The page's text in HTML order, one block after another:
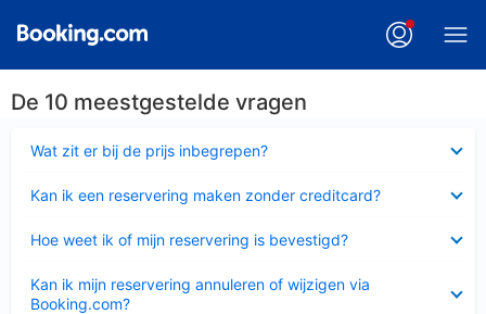
De 10 meestgestelde vragen
Wat zit er bij de prijs inbegrepen?
Kan ik een reservering maken zonder creditcard?
Hoe weet ik of mijn reservering is bevestigd?
Kan ik mijn reservering annuleren of wijzigen via
Booking.com?